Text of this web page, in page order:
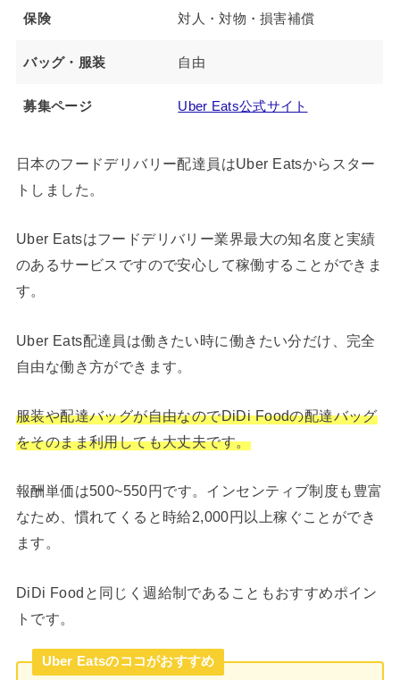
保険 対人・対物・損害補償
バッグ・服装 自由
募集ページ Uber Eats公式サイト
日本のフードデリバリー配達員はUber Eatsからスター
トしました。
Uber Eatsはフードデリバリー業界最大の知名度と実績
のあるサービスですので安心して稼働することができま
す。
Uber Eats配達員は働きたい時に働きたい分だけ、完全
自由な働き方ができます。
服装や配達バッグが自由なのでDiDi Foodの配達バッグ
をそのまま利用しても大丈夫です。
報酬単価は500~550円です。インセンティブ制度も豊富
なため、慣れてくると時給2,000円以上稼ぐことができ
ます。
DiDi Foodと同じく週給制であることもおすすめポイン
トです。
Uber Eatsのココがおすすめ